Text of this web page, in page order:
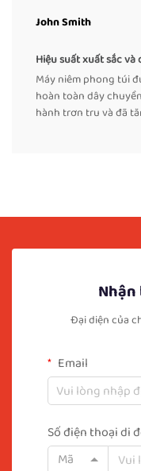
John Smith
Hiệu suất xuất sắc và
Máy niêm phong túi
hoàn toàn dây
hành trơn tru và đã
Đại diện của
Email
Số điện thoại di
Mã